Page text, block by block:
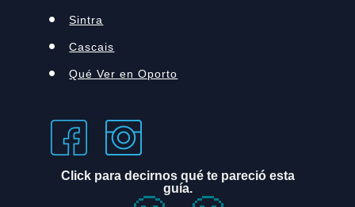
Sintra
Cascais
Qué Ver en Oporto
Click para decirnos qué te pareció esta
guía.